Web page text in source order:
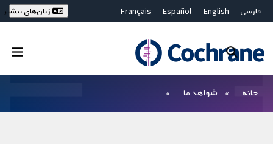
فارسی English
Español
Français
Bahasa Malaysia
ไทย
繁體中文
زبان‌های بیشتر
خانه شواهد ما